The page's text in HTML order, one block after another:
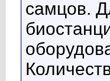
самцов.